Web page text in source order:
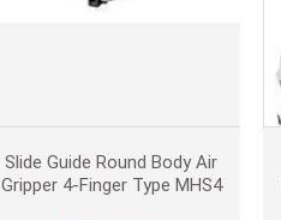
Slide Guide Round Body Air
Gripper 4-Finger Type MHS4